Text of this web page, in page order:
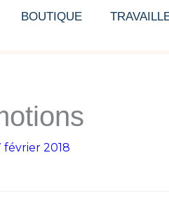
BOUTIQUE
février 2018